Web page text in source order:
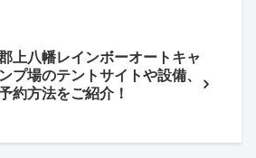
上八幡レインボーオートキャ
ンプ場のテントサイトや設備、
約方法をご紹介！